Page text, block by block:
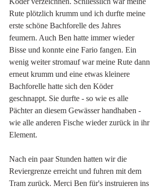
Rute plötzlich krumm und ich durfte meine
erste schöne Bachforelle des Jahres
feumern. Auch Ben hatte immer wieder
Bisse und konnte eine Fario fangen. Ein
wenig weiter stromauf war meine Rute dann
erneut krumm und eine etwas kleinere
Bachforelle hatte sich den Köder
geschnappt. Sie durfte - so wie es alle
Pächter an diesem Gewässer handhaben -
wie alle anderen Fische wieder zurück in ihr
Element.
Nach ein paar Stunden hatten wir die
Reviergrenze erreicht und fuhren mit dem
Tram zurück. Merci Ben für's instruieren ins